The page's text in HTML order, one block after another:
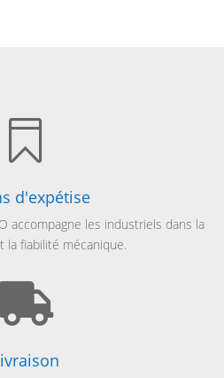

d'expétise
accompagne les industriels dans la
la fiabilité mécanique.